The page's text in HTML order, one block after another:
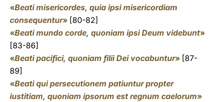
«Beati misericordes, quia ipsi misericordiam
consequentur» [80-82]
«Beati mundo corde, quoniam ipsi Deum videbunt»
[83-86]
«Beati pacifici, quoniam filii Dei vocabuntur» [87-
89]
«Beati qui persecutionem patiuntur propter
iustitiam, quoniam ipsorum est regnum caelorum»